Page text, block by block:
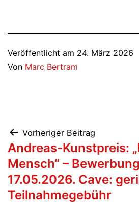
Veröffentlicht am 24. März 2026
Von Marc Bertram
Vorheriger Beitrag
Andreas-Kunstpreis:
Mensch“ –
17.05.2026. Cave:
Teilnahmegebühr